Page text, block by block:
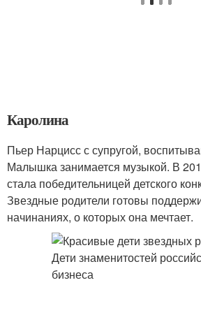
Каролина
Пьер Нарцисс с супругой,
Малышка занимается музыкой. В
стала победительницей детского
Звездные родители готовы
начинаниях, о которых она мечтает.